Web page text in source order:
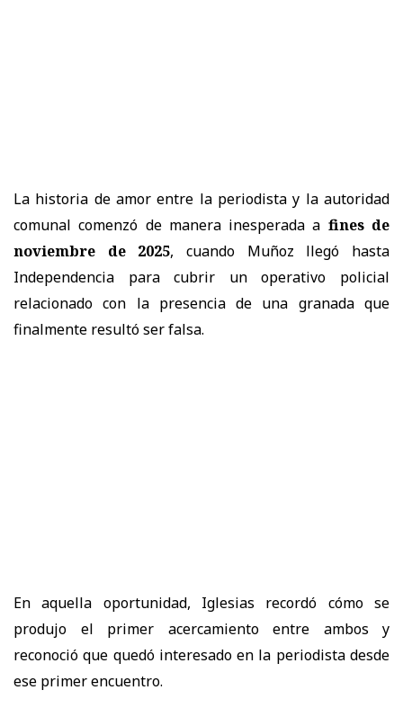
La historia de amor entre la periodista y la autoridad
comunal comenzó de manera inesperada a fines de
noviembre de 2025, cuando Muñoz llegó hasta
Independencia para cubrir un operativo policial
relacionado con la presencia de una granada que
finalmente resultó ser falsa.
En aquella oportunidad, Iglesias recordó cómo se
produjo el primer acercamiento entre ambos y
reconoció que quedó interesado en la periodista desde
ese primer encuentro.